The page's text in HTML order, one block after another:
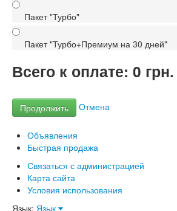
Пакет "Турбо"
Пакет "Турбо+Премиум на 30 дней"
Всего к оплате: 0 грн.
Отмена
Объявления
Быстрая продажа
Связаться с администрацией
Карта сайта
Условия использования
Язык: Язык